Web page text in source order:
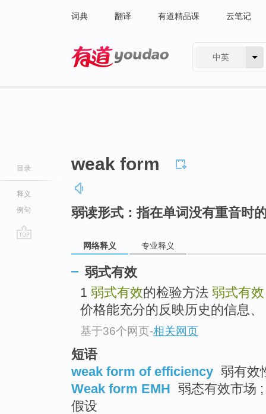
词典 翻译 有道精品课 云笔记
中英
目录
释义
例句
weak form
弱读形式：指在单词没有重音时
网络释义 专业释义
弱式有效
1 弱式有效的检验方法 弱式有效
价格能充分的反映历史的信息
基于36个网页-相关网页
短语
weak form of efficiency 弱有效
Weak form EMH 弱态有效市场
假设